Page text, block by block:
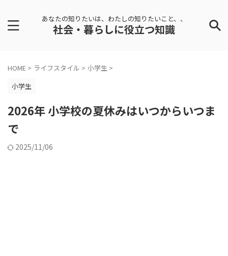
あなたの知りたいは、わたしの知りたいこと、、
社会・暮らしに役立つ知識
HOME > ライフスタイル > 小学生 >
小学生
2026年 小学校の夏休みはいつからいつま
で
2025/11/06